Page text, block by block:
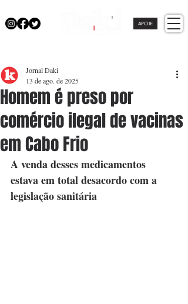
APOIE
Homem é preso por
comércio ilegal de vacinas
em Cabo Frio
Jornal Daki
13 de ago. de 2025
A venda desses medicamentos
estava em total desacordo com a
legislação sanitária